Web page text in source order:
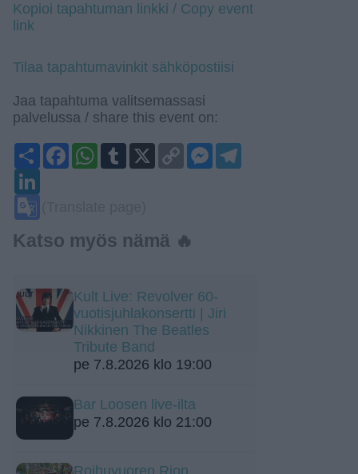
Kopioi tapahtuman linkki / Copy event
link
Tilaa tapahtumavinkit sähköpostiisi
Jaa tapahtuma valitsemassasi
palvelussa / share this event on:
ShareFacebook
WhatsApp
Tumblr
Copy
Link
Messenger
Katso myös nämä 🔥
Kult Live: Revolver 60-
vuotisjuhlakonsertti | Jiri
Nikkinen The Beatles
Tribute Band
pe 7.8.2026 klo 19:00
Bar Loosen live-ilta
pe 7.8.2026 klo 21:00